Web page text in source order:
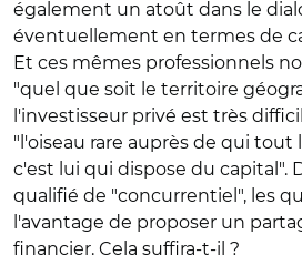
également un atoût dans le
éventuellement en termes de
Et ces mêmes professionnels
"quel que soit le territoire
l'investisseur privé est très
"l'oiseau rare auprès de qui
c'est lui qui dispose du capital".
qualifié de "concurrentiel", les
l'avantage de proposer un
financier. Cela suffira-t-il ?